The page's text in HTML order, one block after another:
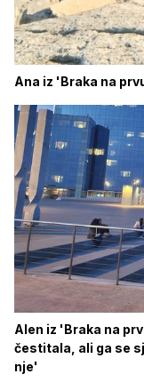
Ana iz 'Braka na
Alen iz 'Braka na
čestitala, ali ga se
nje'